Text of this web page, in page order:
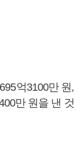
억3100만 원,
만 원을 낸 것